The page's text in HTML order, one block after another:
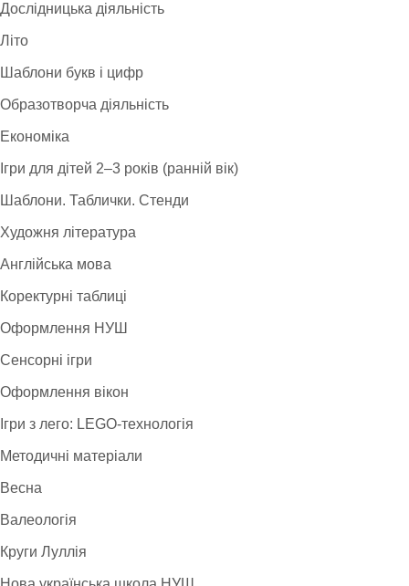
Дослідницька діяльність
Літо
Шаблони букв і цифр
Образотворча діяльність
Економіка
Ігри для дітей 2–3 років (ранній вік)
Шаблони. Таблички. Стенди
Художня література
Англійська мова
Коректурні таблиці
Оформлення НУШ
Сенсорні ігри
Оформлення вікон
Ігри з лего: LEGO-технологія
Методичні матеріали
Весна
Валеологія
Круги Луллія